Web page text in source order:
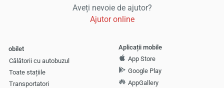
Aveți nevoie de ajutor?
Ajutor online
obilet
Călătorii cu autobuzul
Toate stațiile
Transportatori
Aplicații mobile
App Store
Google Play
AppGallery